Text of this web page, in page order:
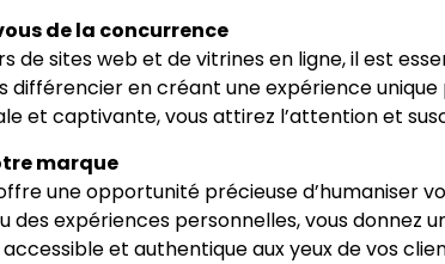
de la concurrence
de sites web et de vitrines en ligne, il est
différencier en créant une expérience
et captivante, vous attirez l’attention et
marque
une opportunité précieuse d’humaniser
des expériences personnelles, vous donnez
et authentique aux yeux de vos